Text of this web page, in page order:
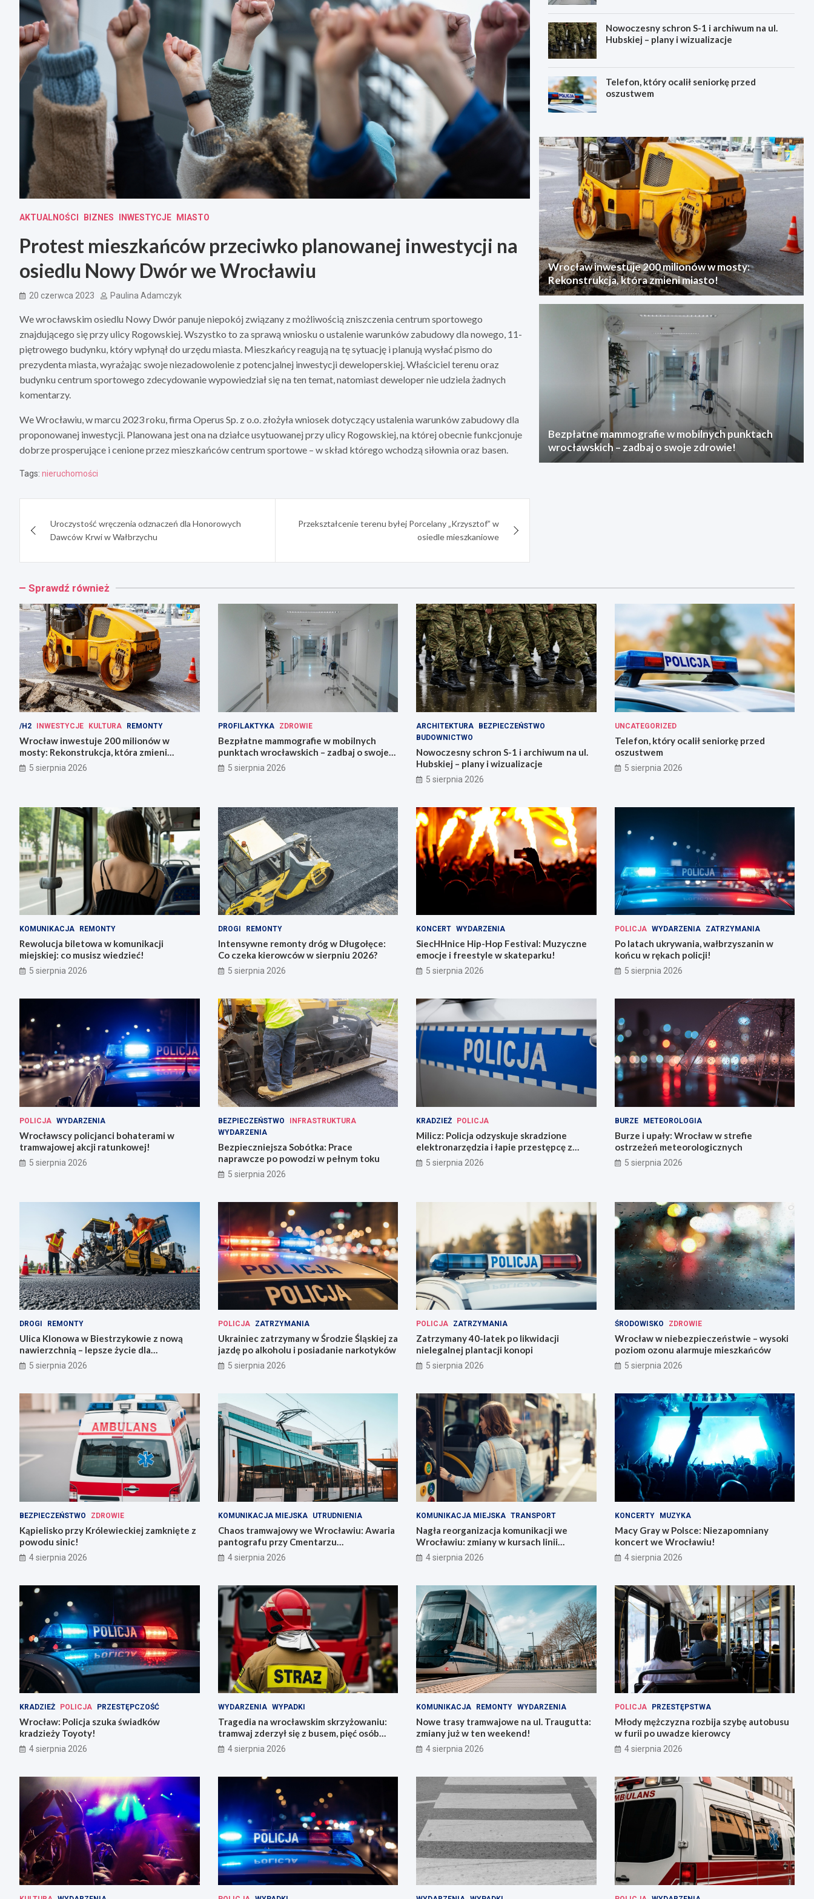
AKTUALNOŚCI BIZNES INWESTYCJE MIASTO
Protest mieszkańców przeciwko planowanej inwestycji na
osiedlu Nowy Dwór we Wrocławiu
20 czerwca 2023 Paulina Adamczyk
We wrocławskim osiedlu Nowy Dwór panuje niepokój związany z możliwością zniszczenia centrum sportowego
znajdującego się przy ulicy Rogowskiej. Wszystko to za sprawą wniosku o ustalenie warunków zabudowy dla nowego, 11-
piętrowego budynku, który wpłynął do urzędu miasta. Mieszkańcy reagują na tę sytuację i planują wysłać pismo do
prezydenta miasta, wyrażając swoje niezadowolenie z potencjalnej inwestycji deweloperskiej. Właściciel terenu oraz
budynku centrum sportowego zdecydowanie wypowiedział się na ten temat, natomiast deweloper nie udziela żadnych
komentarzy.
We Wrocławiu, w marcu 2023 roku, firma Operus Sp. z o.o. złożyła wniosek dotyczący ustalenia warunków zabudowy dla
proponowanej inwestycji. Planowana jest ona na działce usytuowanej przy ulicy Rogowskiej, na której obecnie funkcjonuje
dobrze prosperujące i cenione przez mieszkańców centrum sportowe – w skład którego wchodzą siłownia oraz basen.
Tags: nieruchomości
wpisuUroczystość wręczenia odznaczeń dla Honorowych
Dawców Krwi w Wałbrzychu
Przekształcenie terenu byłej Porcelany „Krzysztof” w
osiedle mieszkaniowe
Nowoczesny schron S-1 i archiwum na ul.
Hubskiej – plany i wizualizacje
Telefon, który ocalił seniorkę przed
oszustwem
Wrocław inwestuje 200 milionów w mosty:
Rekonstrukcja, która zmieni miasto!
Bezpłatne mammografie w mobilnych punktach
wrocławskich – zadbaj o swoje zdrowie!
Sprawdź również
/H2 INWESTYCJE KULTURA REMONTY
Wrocław inwestuje 200 milionów w
mosty: Rekonstrukcja, która zmieni
miasto!
5 sierpnia 2026
PROFILAKTYKA ZDROWIE
Bezpłatne mammografie w mobilnych
punktach wrocławskich – zadbaj o swoje
zdrowie!
5 sierpnia 2026
ARCHITEKTURA
BEZPIECZEŃSTWO
BUDOWNICTWO
Nowoczesny schron S-1 i archiwum na ul.
Hubskiej – plany i wizualizacje
5 sierpnia 2026
UNCATEGORIZED
Telefon, który ocalił seniorkę przed
oszustwem
5 sierpnia 2026
KOMUNIKACJA REMONTY
Rewolucja biletowa w komunikacji
miejskiej: co musisz wiedzieć!
5 sierpnia 2026
DROGI REMONTY
Intensywne remonty dróg w Długołęce:
Co czeka kierowców w sierpniu 2026?
5 sierpnia 2026
KONCERT WYDARZENIA
SiecHHnice Hip-Hop Festival: Muzyczne
emocje i freestyle w skateparku!
5 sierpnia 2026
POLICJA WYDARZENIA ZATRZYMANIA
Po latach ukrywania, wałbrzyszanin w
końcu w rękach policji!
5 sierpnia 2026
POLICJA WYDARZENIA
Wrocławscy policjanci bohaterami w
tramwajowej akcji ratunkowej!
5 sierpnia 2026
BEZPIECZEŃSTWO
INFRASTRUKTURA
WYDARZENIA
Bezpieczniejsza Sobótka: Prace
naprawcze po powodzi w pełnym toku
5 sierpnia 2026
KRADZIEŻ POLICJA
Milicz: Policja odzyskuje skradzione
elektronarzędzia i łapie przestępcę z
narkotykami
5 sierpnia 2026
BURZE METEOROLOGIA
Burze i upały: Wrocław w strefie
ostrzeżeń meteorologicznych
5 sierpnia 2026
DROGI REMONTY
Ulica Klonowa w Biestrzykowie z nową
nawierzchnią – lepsze życie dla
mieszkańców!
5 sierpnia 2026
POLICJA ZATRZYMANIA
Ukrainiec zatrzymany w Środzie Śląskiej za
jazdę po alkoholu i posiadanie narkotyków
5 sierpnia 2026
POLICJA ZATRZYMANIA
Zatrzymany 40-latek po likwidacji
nielegalnej plantacji konopi
5 sierpnia 2026
ŚRODOWISKO ZDROWIE
Wrocław w niebezpieczeństwie – wysoki
poziom ozonu alarmuje mieszkańców
5 sierpnia 2026
BEZPIECZEŃSTWO ZDROWIE
Kąpielisko przy Królewieckiej zamknięte z
powodu sinic!
4 sierpnia 2026
KOMUNIKACJA MIEJSKA UTRUDNIENIA
Chaos tramwajowy we Wrocławiu: Awaria
pantografu przy Cmentarzu
Grabiszyńskim
4 sierpnia 2026
KOMUNIKACJA MIEJSKA TRANSPORT
Nagła reorganizacja komunikacji we
Wrocławiu: zmiany w kursach linii
autobusowych!
4 sierpnia 2026
KONCERTY MUZYKA
Macy Gray w Polsce: Niezapomniany
koncert we Wrocławiu!
4 sierpnia 2026
KRADZIEŻ POLICJA PRZESTĘPCZOŚĆ
Wrocław: Policja szuka świadków
kradzieży Toyoty!
4 sierpnia 2026
WYDARZENIA WYPADKI
Tragedia na wrocławskim skrzyżowaniu:
tramwaj zderzył się z busem, pięć osób
rannych
4 sierpnia 2026
KOMUNIKACJA REMONTY WYDARZENIA
Nowe trasy tramwajowe na ul. Traugutta:
zmiany już w ten weekend!
4 sierpnia 2026
POLICJA PRZESTĘPSTWA
Młody mężczyzna rozbija szybę autobusu
w furii po uwadze kierowcy
4 sierpnia 2026